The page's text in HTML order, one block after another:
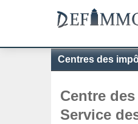
Centres des
Centre
Service